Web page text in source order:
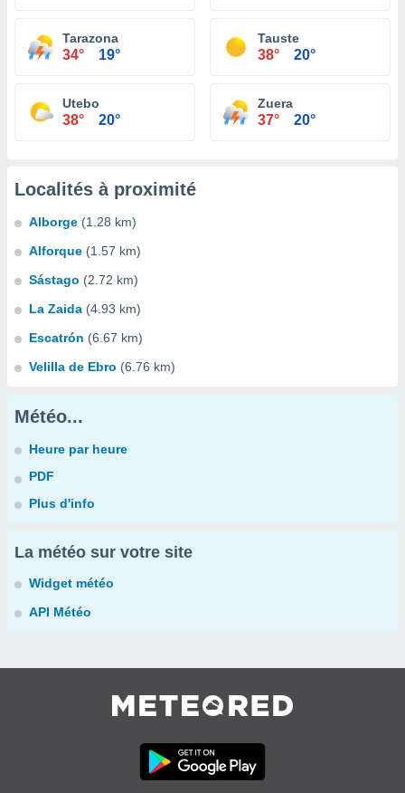
Tarazona
34° 19°
Tauste
38° 20°
Utebo
38° 20°
Zuera
37° 20°
Localités à proximité
Alborge (1.28 km)
Alforque (1.57 km)
Sástago (2.72 km)
La Zaida (4.93 km)
Escatrón (6.67 km)
Velilla de Ebro (6.76 km)
Météo...
Heure par heure
PDF
Plus d'info
La météo sur votre site
Widget météo
API Météo